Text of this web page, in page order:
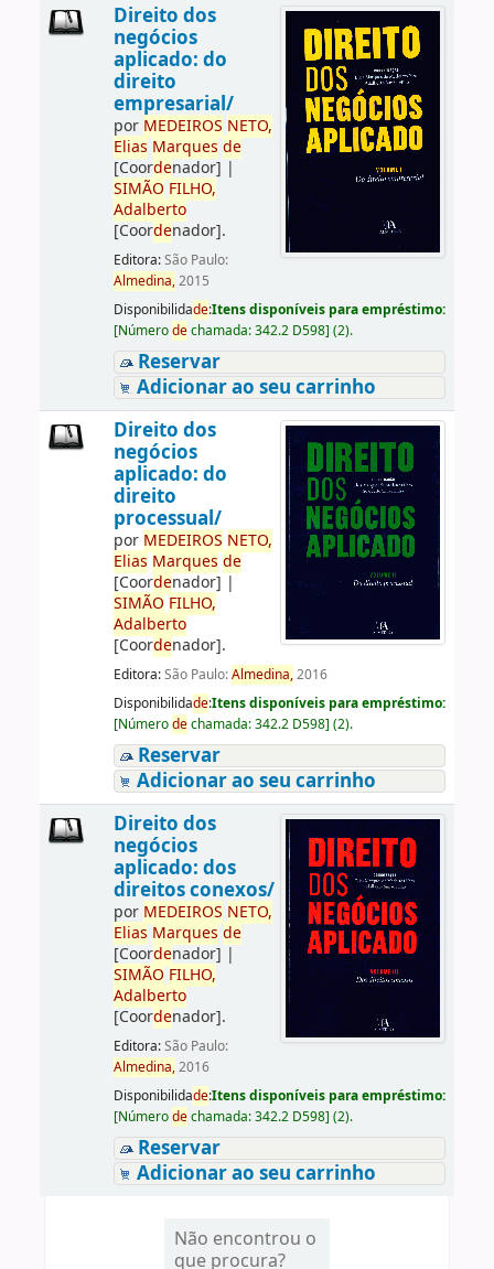
Direito dos
negócios
aplicado: do
direito
empresarial/
por MEDEIROS NETO,
Elias Marques de
[Coordenador] |
SIMÃO FILHO,
Adalberto
[Coordenador].
Editora:São Paulo:
Almedina,2015
Disponibilidade:Itens disponíveis para empréstimo:
[Númerodechamada:342.2 D598] (2).
Reservar
Adicionar ao seu carrinho
Direito dos
negócios
aplicado: do
direito
processual/
por MEDEIROS NETO,
Elias Marques de
[Coordenador] |
SIMÃO FILHO,
Adalberto
[Coordenador].
Editora:São Paulo:Almedina,2016
Disponibilidade:Itens disponíveis para empréstimo:
[Númerodechamada:342.2 D598] (2).
Reservar
Adicionar ao seu carrinho
Direito dos
negócios
aplicado: dos
direitos conexos/
por MEDEIROS NETO,
Elias Marques de
[Coordenador] |
SIMÃO FILHO,
Adalberto
[Coordenador].
Editora:São Paulo:
Almedina,2016
Disponibilidade:Itens disponíveis para empréstimo:
[Númerodechamada:342.2 D598] (2).
Reservar
Adicionar ao seu carrinho
Não encontrou o
que procura?